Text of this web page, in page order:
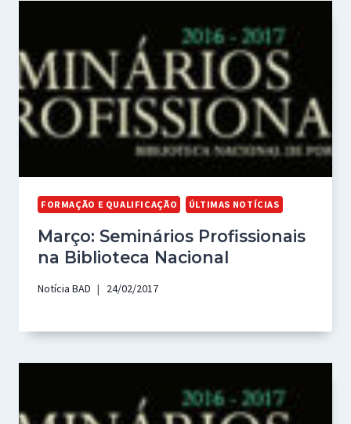
FORMAÇÃO E QUALIFICAÇÃO ÚLTIMAS NOTÍCIAS
Março: Seminários Profissionais
na Biblioteca Nacional
Notícia BAD 24/02/2017